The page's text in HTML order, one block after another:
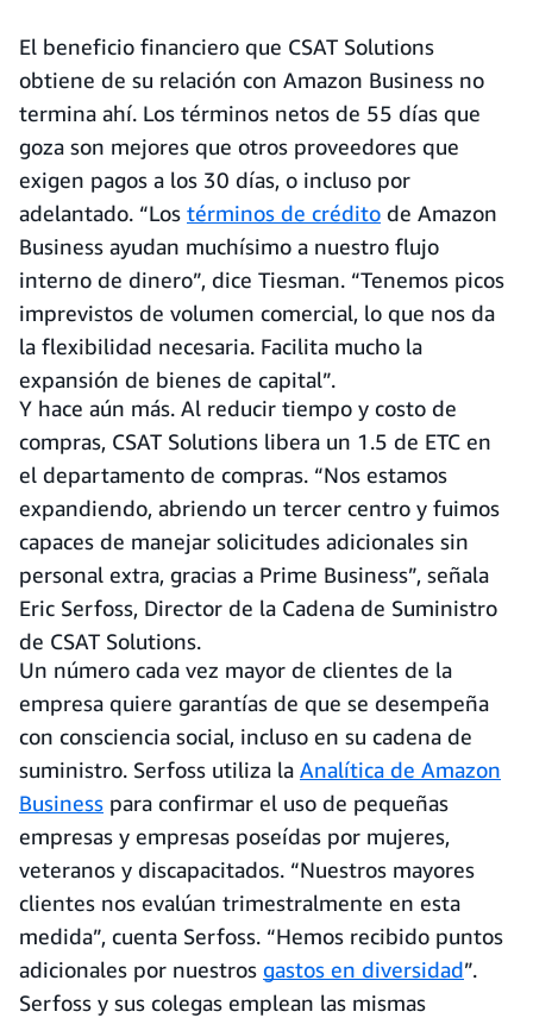
El beneficio financiero que CSAT Solutions
obtiene de su relación con Amazon Business no
termina ahí. Los términos netos de 55 días que
goza son mejores que otros proveedores que
exigen pagos a los 30 días, o incluso por
adelantado. “Los términos de crédito de Amazon
Business ayudan muchísimo a nuestro flujo
interno de dinero”, dice Tiesman. “Tenemos picos
imprevistos de volumen comercial, lo que nos da
la flexibilidad necesaria. Facilita mucho la
expansión de bienes de capital”.
Y hace aún más. Al reducir tiempo y costo de
compras, CSAT Solutions libera un 1.5 de ETC en
el departamento de compras. “Nos estamos
expandiendo, abriendo un tercer centro y fuimos
capaces de manejar solicitudes adicionales sin
personal extra, gracias a Prime Business”, señala
Eric Serfoss, Director de la Cadena de Suministro
de CSAT Solutions.
Un número cada vez mayor de clientes de la
empresa quiere garantías de que se desempeña
con consciencia social, incluso en su cadena de
suministro. Serfoss utiliza la Analítica de Amazon
Business para confirmar el uso de pequeñas
empresas y empresas poseídas por mujeres,
veteranos y discapacitados. “Nuestros mayores
clientes nos evalúan trimestralmente en esta
medida”, cuenta Serfoss. “Hemos recibido puntos
adicionales por nuestros gastos en diversidad”.
Serfoss y sus colegas emplean las mismas